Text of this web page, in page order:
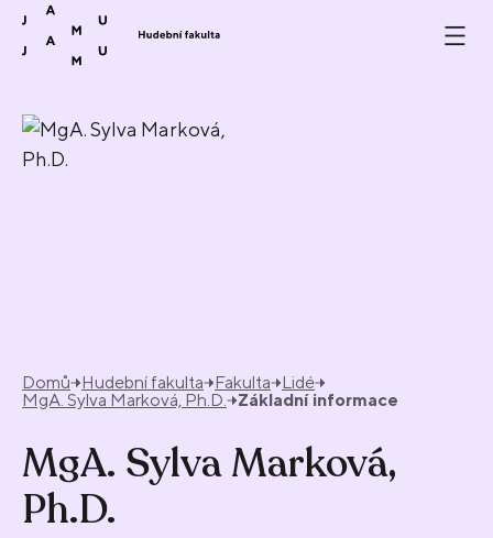
Přeskočit na obsah
Domů Hudební fakulta Fakulta
Lidé
MgA. Sylva Marková, Ph.D.
Základní informace
MgA. Sylva Marková,
Ph.D.